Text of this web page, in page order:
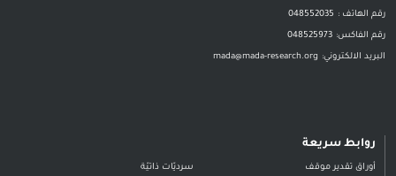
رقم الهاتف : 048552035
رقم الفاكس: 048525973
البريد الالكتروني: mada@mada-research.org
روابط سريعة
أوراق تقدير موقف سرديّات ذاتيّة